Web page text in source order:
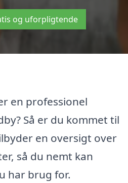
og uforpligtende
en professionel
Så er du kommet til
en oversigt over
så du nemt kan
har brug for.